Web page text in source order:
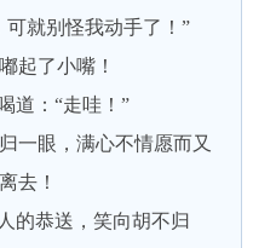
就别怪我动手了！”
了小嘴！
：“走哇！”
眼，满心不情愿而又
去！
恭送，笑向胡不归